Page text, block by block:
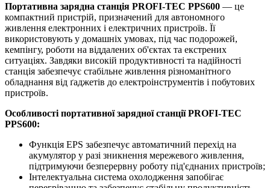
Портативна зарядна станція PROFI-TEC PPS600 — це
компактний пристрій, призначений для автономного
живлення електронних і електричних пристроїв. Її
використовують у домашніх умовах, під час подорожей,
кемпінгу, роботи на віддалених об'єктах та екстрених
ситуаціях. Завдяки високій продуктивності та надійності
станція забезпечує стабільне живлення різноманітного
обладнання від ґаджетів до електроінструментів і побутових
пристроїв.
Особливості портативної зарядної станції PROFI-TEC
PPS600:
Функція EPS забезпечує автоматичний перехід на
акумулятор у разі зникнення мережевого живлення,
підтримуючи безперервну роботу під'єднаних пристроїв;
Інтелектуальна система охолодження запобігає